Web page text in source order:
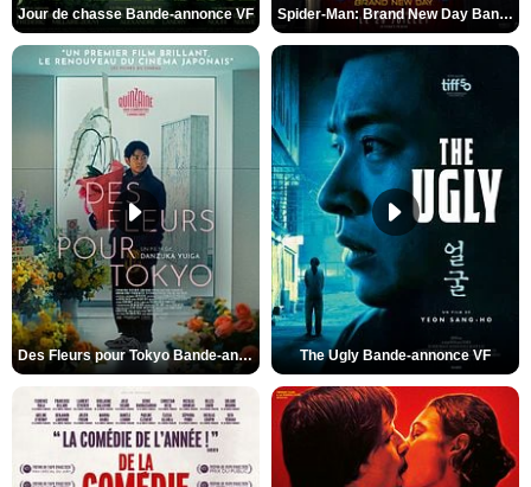
Jour de chasse Bande-annonce VF Spider-Man: Brand New Day Bande-annonce (3) VO STFR
Des Fleurs pour Tokyo Bande-annonce VO STFR The Ugly Bande-annonce VF